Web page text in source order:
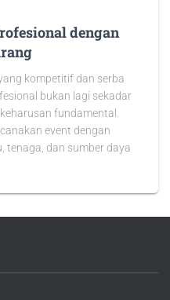
dengan
kompetitif dan serba
bukan lagi sekadar
fundamental.
event dengan
tenaga, dan sumber daya